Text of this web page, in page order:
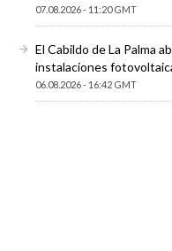
07.08.2026 - 11:20 GMT
El Cabildo de La Palma
instalaciones
06.08.2026 - 16:42 GMT